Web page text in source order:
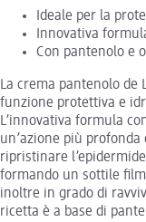
Ideale per la
Innovativa
Con pantenolo e
La crema pantenolo de
funzione protettiva e
L’innovativa formula
un’azione più
ripristinare
formando un sottile
inoltre in grado di
ricetta è a base di